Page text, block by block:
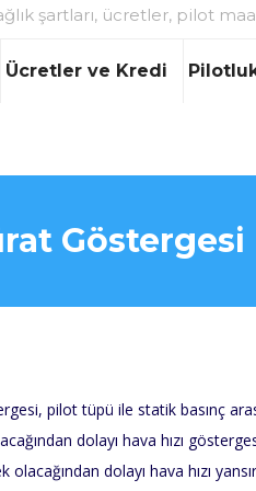
şartları, ücretler, pilot
Ücretler ve Kredi
Göstergesi
pilot tüpü ile statik basınç
dolayı hava hızı
dolayı hava hızı